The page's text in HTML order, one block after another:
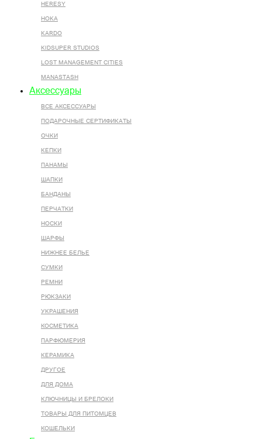
HERESY
HOKA
KARDO
KIDSUPER STUDIOS
LOST MANAGEMENT CITIES
MANASTASH
Аксессуары
ВСЕ AКСЕССУАРЫ
ПОДАРОЧНЫЕ СЕРТИФИКАТЫ
ОЧКИ
КЕПКИ
ПАНАМЫ
ШАПКИ
БАНДАНЫ
ПЕРЧАТКИ
НОСКИ
ШАРФЫ
НИЖНЕЕ БЕЛЬЕ
СУМКИ
РЕМНИ
РЮКЗАКИ
УКРАШЕНИЯ
КОСМЕТИКА
ПАРФЮМЕРИЯ
КЕРАМИКА
ДРУГОЕ
ДЛЯ ДОМА
КЛЮЧНИЦЫ И БРЕЛОКИ
ТОВАРЫ ДЛЯ ПИТОМЦЕВ
КОШЕЛЬКИ